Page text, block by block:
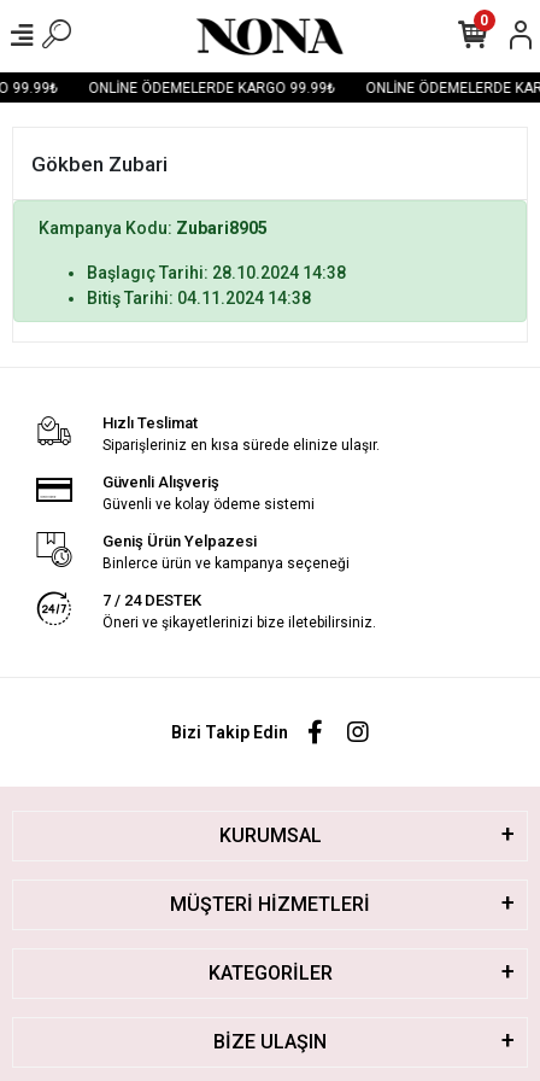
99.99₺ ONLİNE ÖDEMELERDE KARGO 99.99₺ ONLİNE ÖDEMELERDE
0
Gökben Zubari
Kampanya Kodu: Zubari8905
Başlagıç Tarihi: 28.10.2024 14:38
Bitiş Tarihi: 04.11.2024 14:38
Hızlı Teslimat
Siparişleriniz en kısa sürede elinize ulaşır.
Güvenli Alışveriş
Güvenli ve kolay ödeme sistemi
Geniş Ürün Yelpazesi
Binlerce ürün ve kampanya seçeneği
7 / 24 DESTEK
Öneri ve şikayetlerinizi bize iletebilirsiniz.
Bizi Takip Edin
KURUMSAL
MÜŞTERİ HİZMETLERİ
KATEGORİLER
BİZE ULAŞIN